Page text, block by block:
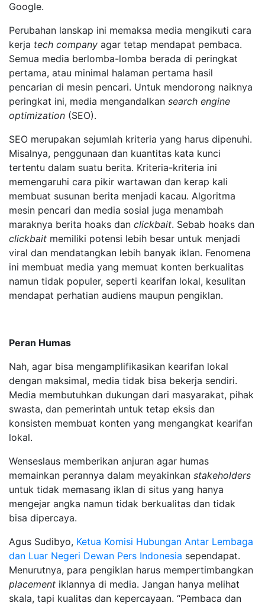
Google.
Perubahan lanskap ini memaksa media mengikuti cara
kerja tech company agar tetap mendapat pembaca.
Semua media berlomba-lomba berada di peringkat
pertama, atau minimal halaman pertama hasil
pencarian di mesin pencari. Untuk mendorong naiknya
peringkat ini, media mengandalkan search engine
optimization (SEO).
SEO merupakan sejumlah kriteria yang harus dipenuhi.
Misalnya, penggunaan dan kuantitas kata kunci
tertentu dalam suatu berita. Kriteria-kriteria ini
memengaruhi cara pikir wartawan dan kerap kali
membuat susunan berita menjadi kacau. Algoritma
mesin pencari dan media sosial juga menambah
maraknya berita hoaks dan clickbait. Sebab hoaks dan
clickbait memiliki potensi lebih besar untuk menjadi
viral dan mendatangkan lebih banyak iklan. Fenomena
ini membuat media yang memuat konten berkualitas
namun tidak populer, seperti kearifan lokal, kesulitan
mendapat perhatian audiens maupun pengiklan.
Peran Humas
Nah, agar bisa mengamplifikasikan kearifan lokal
dengan maksimal, media tidak bisa bekerja sendiri.
Media membutuhkan dukungan dari masyarakat, pihak
swasta, dan pemerintah untuk tetap eksis dan
konsisten membuat konten yang mengangkat kearifan
lokal.
Wenseslaus memberikan anjuran agar humas
memainkan perannya dalam meyakinkan stakeholders
untuk tidak memasang iklan di situs yang hanya
mengejar angka namun tidak berkualitas dan tidak
bisa dipercaya.
Agus Sudibyo, Ketua Komisi Hubungan Antar Lembaga
dan Luar Negeri Dewan Pers Indonesia sependapat.
Menurutnya, para pengiklan harus mempertimbangkan
placement iklannya di media. Jangan hanya melihat
skala, tapi kualitas dan kepercayaan. “Pembaca dan